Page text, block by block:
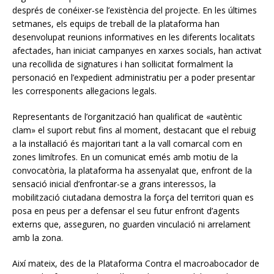
després de conéixer-se l’existència del projecte. En les últimes
setmanes, els equips de treball de la plataforma han
desenvolupat reunions informatives en les diferents localitats
afectades, han iniciat campanyes en xarxes socials, han activat
una recollida de signatures i han sol·licitat formalment la
personació en l’expedient administratiu per a poder presentar
les corresponents al·legacions legals.
Representants de l’organització han qualificat de «autèntic
clam» el suport rebut fins al moment, destacant que el rebuig
a la instal·lació és majoritari tant a la vall comarcal com en
zones limítrofes. En un comunicat emés amb motiu de la
convocatòria, la plataforma ha assenyalat que, enfront de la
sensació inicial d’enfrontar-se a grans interessos, la
mobilització ciutadana demostra la força del territori quan es
posa en peus per a defensar el seu futur enfront d’agents
externs que, asseguren, no guarden vinculació ni arrelament
amb la zona.
Així mateix, des de la Plataforma Contra el macroabocador de